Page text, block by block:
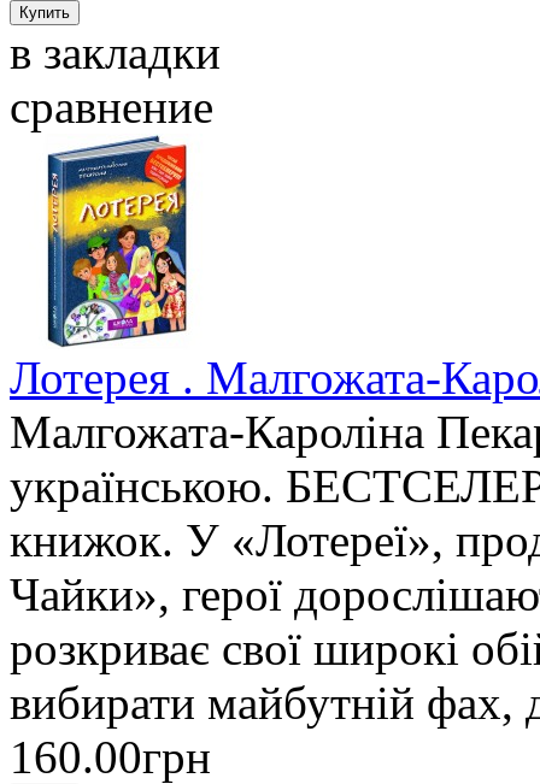
в закладки
сравнение
Лотерея . Малгожата-
Малгожата-Кароліна
українською.
книжок. У «Лотереї»,
Чайки», герої
розкриває свої широкі
вибирати майбутній фах,
160.00грн